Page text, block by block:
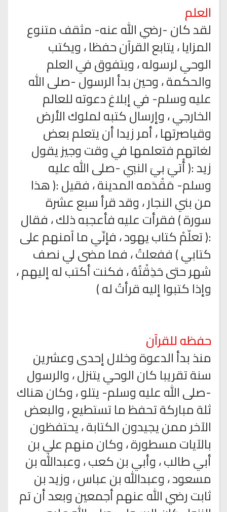
العلم
لقد كان -رضي الله عنه- مثقف متنوع
المزايا ، يتابع القرآن حفظا ، ويكتب
الوحي لرسوله ، ويتفوق في العلم
والحكمة ، وحين بدأ الرسول -صلى الله
عليه وسلم- في إبلاغ دعوته للعالم
الخارجي ، وإرسال كتبه لملوك الأرض
وقياصرتها ، أمر زيدا أن يتعلم بعض
لغاتهم فتعلمها في وقت وجيز يقول
زيد :( أُتيَ بيَ النبي -صلى الله عليه
وسلم- مَقْدَمه المدينة ، فقيل :( هذا
من بني النجار ، وقد قرأ سبع عشرة
سورة ) فقرأت عليه فأعجبه ذلك ، فقال
:( تعلّمْ كتاب يهود ، فإنّي ما آمنهم على
كتابي ) ففعلتُ ، فما مضى لي نصف
شهر حتى حَذِقْتُهُ ، فكنت أكتب له إليهم ،
وإذا كتبوا إليه قرأتُ له )
حفظه للقرآن
منذ بدأ الدعوة وخلال إحدى وعشرين
سنة تقريبا كان الوحي يتنزل ، والرسول
-صلى الله عليه وسلم- يتلو ، وكان هناك
ثلة مباركة تحفظ ما تستطيع ، والبعض
الآخر ممن يجيدون الكتابة ، يحتفظون
بالآيات مسطورة ، وكان منهم علي بن
أبي طالب ، وأبي بن كعب ، وعبدالله بن
مسعود ، وعبدالله بن عباس ، وزيد بن
ثابت رضي الله عنهم أجمعين وبعد أن تم